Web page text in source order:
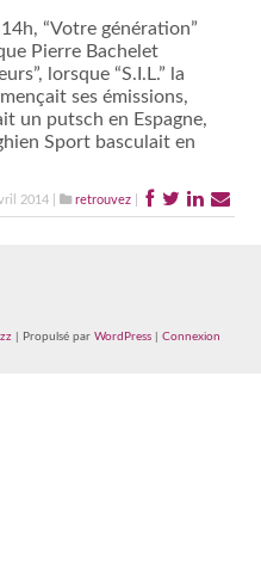
“Votre génération”
Pierre Bachelet
lorsque “S.I.L.” la
ses émissions,
un putsch en Espagne,
Sport basculait en
2014 | retrouvez
| Propulsé par WordPress Connexion